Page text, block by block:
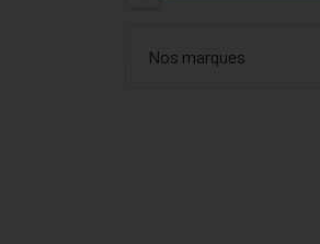
Nos marques